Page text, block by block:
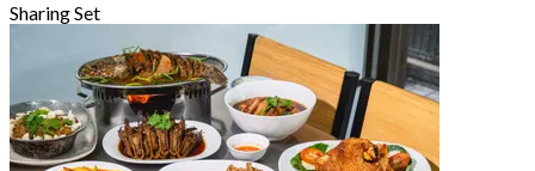
Sharing Set